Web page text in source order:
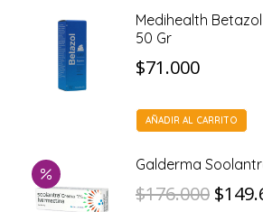
Medihealth
50 Gr
$71.000
AÑADIR AL CARRITO
Galderma
$176.000 El
$